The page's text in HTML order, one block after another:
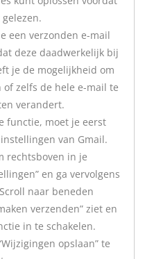
een verzonden e-mail
deze daadwerkelijk bij
je de mogelijkheid om
zelfs de hele e-mail te
verandert.
functie, moet je eerst
instellingen van Gmail.
rechtsboven in je
en ga vervolgens
naar beneden
verzenden” ziet en
in te schakelen.
opslaan” te